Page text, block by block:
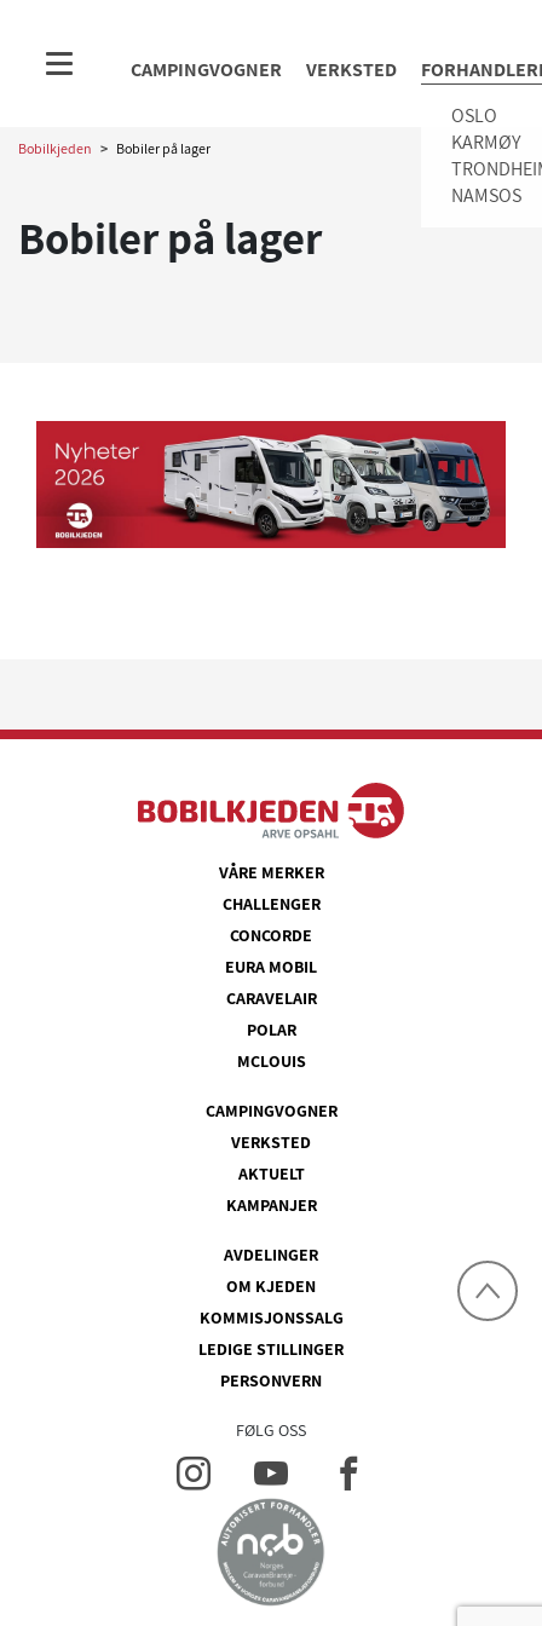
CAMPINGVOGNER VERKSTED
OSLO
KARMØY
NAMSOS
Bobilkjeden > Bobiler på lager
Bobiler på lager
VÅRE MERKER
CHALLENGER
CONCORDE
EURA MOBIL
CARAVELAIR
POLAR
MCLOUIS
CAMPINGVOGNER
VERKSTED
AKTUELT
KAMPANJER
AVDELINGER
OM KJEDEN
KOMMISJONSSALG
LEDIGE STILLINGER
PERSONVERN
FØLG OSS